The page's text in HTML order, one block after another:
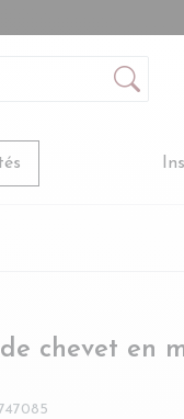
de chevet en